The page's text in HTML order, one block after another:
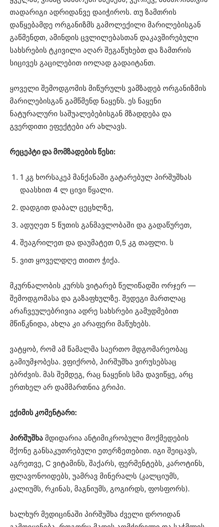
თადარიგი ადრიდანვე დაიჭიროს. თუ ზამთრის
დაწყებამდე ორგანიზმს გამოლექილი მარილებისგან
გაწმენდთ, ამინდის ცვლილებასთან დაკავშირებული
სახსრების ტკივილი აღარ შეგაწუხებთ და ზამთრის
სიცივეს გაცილებით იოლად გადაიტანთ.
ყოველი შემოდგომის მიწურულს ვამზადებ ორგანიზმის
მარილებისგან გამწმენდ ნაყენს. ეს ნაყენი
ნატურალური საშუალებებისგან მზადდება და
გვერდითი ეფექტები არ ახლავს.
რეცეპტი და მომზადების წესი:
1 კგ ხორსაკეპ მანქანაში გატარებულ პირშუშხას
დაასხით 4 ლ ცივი წყალი.
დადგით დაბალ ცეცხლზე,
ადუღეთ 5 წუთის განმავლობაში და გადაწურეთ,
შეაგრილეთ და დაუმატეთ 0,5 კგ თაფლი. ს
ვით ყოველდღე თითო ჭიქა.
მკურნალობის კურსს ვიტარებ წელიწადში ორჯერ —
შემოდგომასა და გაზაფხულზე. შედეგი მართლაც
არაჩვეულებრივია ადრე სახსრები გამუდმებით
მწიწკნიდა, ახლა კი არაფერი მაწუხებს.
ვატყობ, რომ ამ წამალმა საერთო მდგომარეობაც
გამიუმჯობესა. ვფიქრობ, პირშუშხა ვირუსებსაც
ებრძვის. მას შემდეგ, რაც ნაყენის სმა დავიწყე, არც
ერთხელ არ დამმართნია გრიპი.
ექიმის კომენტარი:
პირშუშხა მდიდარია ანტიმიკრობული მოქმედების
მქონე განსაკუთრებული ეთერზეთებით. იგი შეიცავს,
აგრეთვე, C ვიტამინს, შაქარს, ფერმენტებს, კაროტინს,
ფლავონოიდებს, უამრავ მინერალს (კალციუმს,
კალიუმს, რკინას, მაგნიუმს, გოგირდს, ფოსფორს).
ხალხურ მედიცინაში პირშუშხა ძველი დროიდან